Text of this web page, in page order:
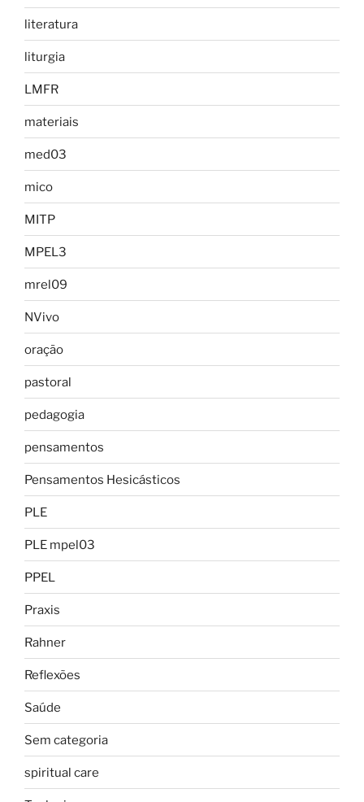
literatura
liturgia
LMFR
materiais
med03
mico
MITP
MPEL3
mrel09
NVivo
oração
pastoral
pedagogia
pensamentos
Pensamentos Hesicásticos
PLE
PLE mpel03
PPEL
Praxis
Rahner
Reflexões
Saúde
Sem categoria
spiritual care